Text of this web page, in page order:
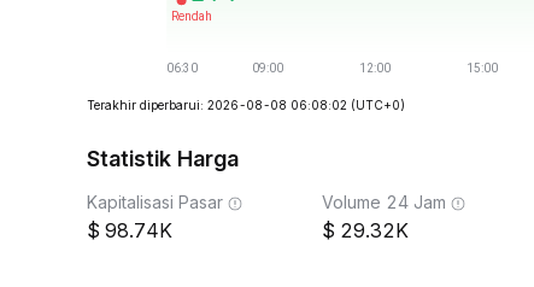
Terakhir diperbarui: 2026-08-08 06:08:02 (UTC+0)
Statistik Harga
Kapitalisasi Pasar
98.74K
Volume 24 Jam
29.32K